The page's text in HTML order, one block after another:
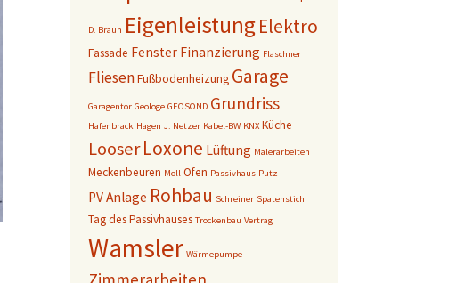
D. Braun EigenleistungElektro
Fassade Fenster Finanzierung Flaschner
FliesenFußbodenheizung Garage
Garagentor Geologe GEOSOND Grundriss
Hafenbrack Hagen J. Netzer Kabel-BW KNX Küche
LooserLoxone Lüftung Malerarbeiten
Meckenbeuren Moll Ofen Passivhaus Putz
PV Anlage Rohbau Schreiner Spatenstich
Tag des Passivhauses Trockenbau Vertrag
Wamsler Wärmepumpe